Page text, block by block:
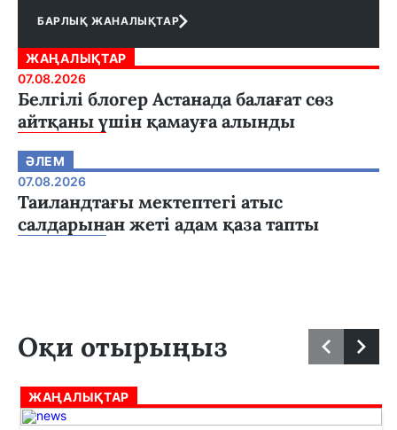
БАРЛЫҚ ЖАНАЛЫҚТАР
ЖАҢАЛЫҚТАР
07.08.2026
Белгілі блогер Астанада балағат сөз
айтқаны үшін қамауға алынды
ӘЛЕМ
07.08.2026
Таиландтағы мектептегі атыс
салдарынан жеті адам қаза тапты
Оқи отырыңыз
ЖАҢАЛЫҚТАР